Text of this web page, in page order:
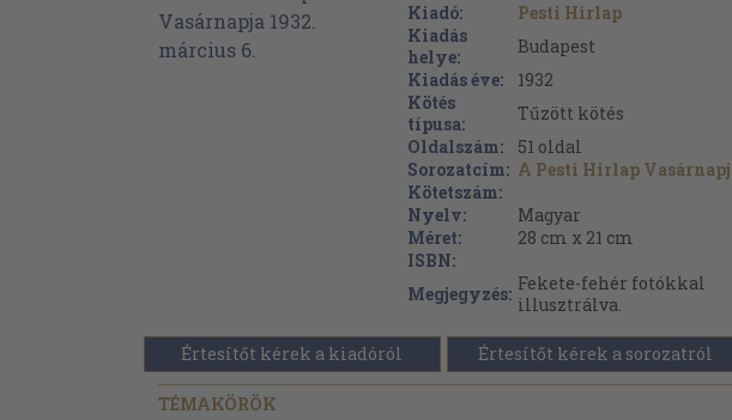
Kiadó:
Pesti Hirlap
Kiadás
helye:
Budapest
Kiadás éve:
1932
Kötés
típusa:
Tűzött kötés
Oldalszám:
51 oldal
Sorozatcím: A Pesti Hirlap
Kötetszám:
Nyelv:
Magyar
Méret:
28 cm x 21 cm
ISBN:
Megjegyzés: Fekete-fehér fotókkal
illusztrálva.
Értesítőt kérek a kiadóról Értesítőt kérek a sorozatról
TÉMAKÖRÖK